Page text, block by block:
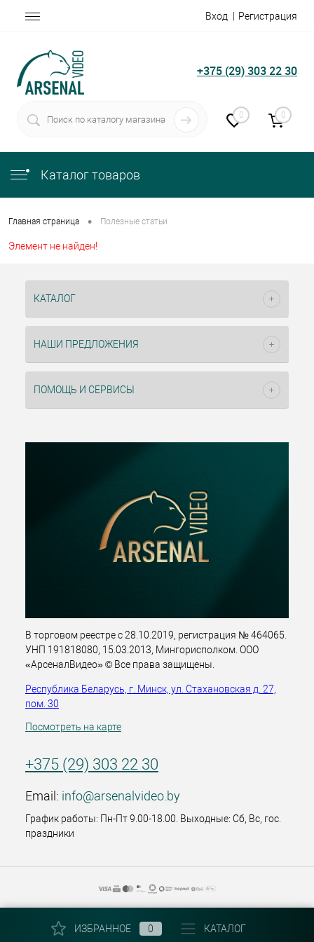
Вход Регистрация
+375 (29) 303 22 30
0 0
Каталог товаров
Главная страница • Полезные статьи
Элемент не найден!
КАТАЛОГ
НАШИ ПРЕДЛОЖЕНИЯ
ПОМОЩЬ И СЕРВИСЫ
В торговом реестре с 28.10.2019, регистрация № 464065.
УНП 191818080, 15.03.2013, Мингорисполком. ООО
«АрсеналВидео» © Все права защищены.
Республика Беларусь, г. Минск, ул. Стахановская д. 27,
пом. 30
Посмотреть на карте
+375 (29) 303 22 30
Email: info@arsenalvideo.by
График работы: Пн-Пт 9.00-18.00. Выходные: Сб, Вс, гос.
праздники
ИЗБРАННОЕ 0 КАТАЛОГ